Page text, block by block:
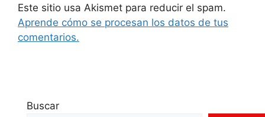
Este sitio usa Akismet para reducir el spam.
Aprende cómo se procesan los datos de tus
comentarios.
Buscar